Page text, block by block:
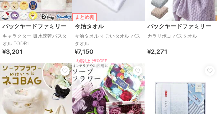
バックヤードファミリー
キャラクター 吸水速乾バスタ
オル TODR1
¥3,201
まとめ割
今治タオル
今治タオル すごいタオル バス
タオル
¥7,150
3点以上で8%OFF
バックヤードファミリー
カラリポコ バスタオル
¥2,271